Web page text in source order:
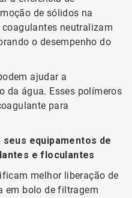
de sólidos na
neutralizam
o desempenho do
ajudar a
da água. Esses polímeros
para
equipamentos de
e floculantes
melhor liberação de
em bolo de filtragem